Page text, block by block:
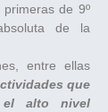
de 9º
de la
entre ellas
que
el alto nivel